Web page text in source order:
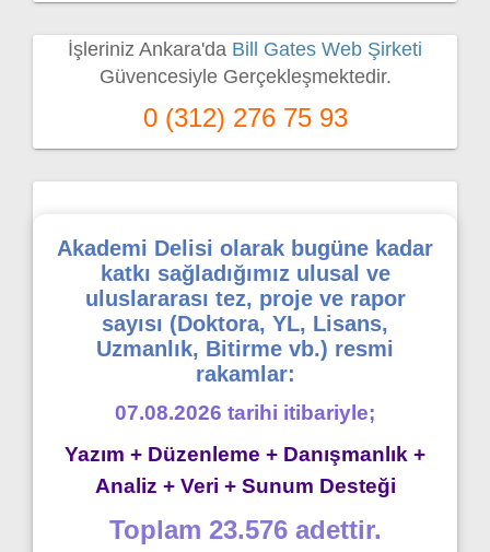
İşleriniz Ankara'da Bill Gates Web Şirketi
Güvencesiyle Gerçekleşmektedir.
0 (312) 276 75 93
Akademi Delisi olarak bugüne kadar
katkı sağladığımız ulusal ve
uluslararası tez, proje ve rapor
sayısı (Doktora, YL, Lisans,
Uzmanlık, Bitirme vb.) resmi
rakamlar:
07.08.2026 tarihi itibariyle;
Yazım + Düzenleme + Danışmanlık +
Analiz + Veri + Sunum Desteği
Toplam 23.576 adettir.